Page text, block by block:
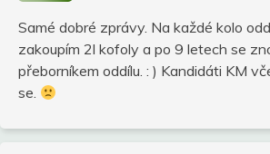
Samé dobré zprávy. Na každé kolo
zakoupím 2l kofoly a po 9 letech se
přeborníkem oddílu. : ) Kandidáti KM
se.